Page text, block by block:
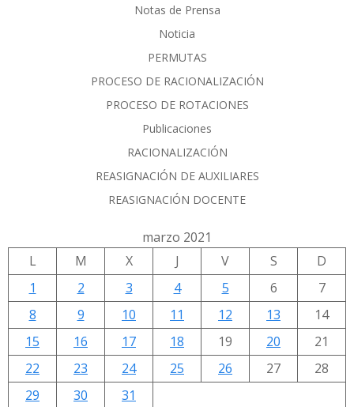
Notas de Prensa
Noticia
PERMUTAS
PROCESO DE RACIONALIZACIÓN
PROCESO DE ROTACIONES
Publicaciones
RACIONALIZACIÓN
REASIGNACIÓN DE AUXILIARES
REASIGNACIÓN DOCENTE
marzo 2021
L
M X J V S
D
1
2 3 4 5 6
7
8
9 10 11 12 13
14
15
16 17 18 19 20
21
22
23 24 25 26 27
28
29
30 31